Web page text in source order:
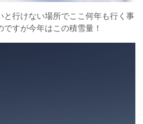
と行けない場所でここ何年も行く事
すが今年はこの積雪量！